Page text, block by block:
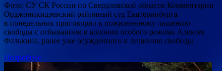
Фото: СУ СК России по Свердловской области Комментарии
Орджоникидзевский районный суд Екатеринбурга
в понедельник приговорил к пожизненному лишению
свободы с отбыванием в колонии особого режима Алексея
Фалькина, ранее уже осужденного к лишению свободы
Подробнее